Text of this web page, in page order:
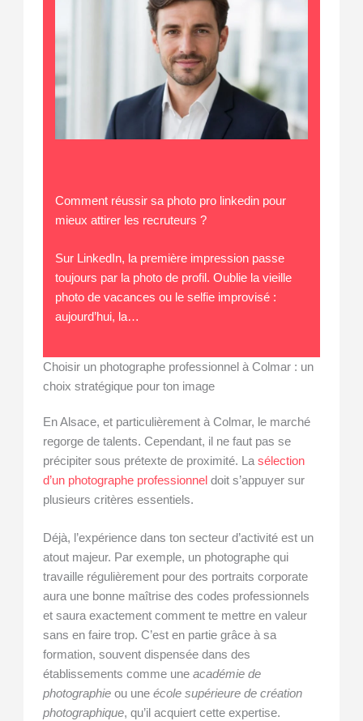
Comment réussir sa photo pro linkedin pour
mieux attirer les recruteurs ?
Sur LinkedIn, la première impression passe
toujours par la photo de profil. Oublie la vieille
photo de vacances ou le selfie improvisé :
aujourd’hui, la…
Choisir un photographe professionnel à Colmar : un
choix stratégique pour ton image
En Alsace, et particulièrement à Colmar, le marché
regorge de talents. Cependant, il ne faut pas se
précipiter sous prétexte de proximité. Lasélection
d’un photographe professionnel doit s’appuyer sur
plusieurs critères essentiels.
Déjà, l’expérience dans ton secteur d’activité est un
atout majeur. Par exemple, un photographe qui
travaille régulièrement pour des portraits corporate
aura une bonne maîtrise des codes professionnels
et saura exactement comment te mettre en valeur
sans en faire trop. C’est en partie grâce à sa
formation, souvent dispensée dans des
établissements comme uneacadémie de
photographie ou uneécole supérieure de création
photographique, qu’il acquiert cette expertise.